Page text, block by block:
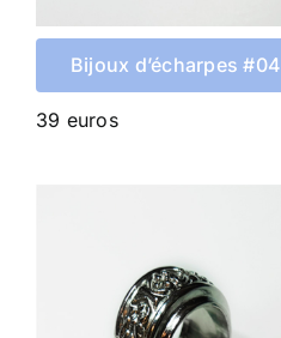
Bijoux d’écharpes #04
39 euros